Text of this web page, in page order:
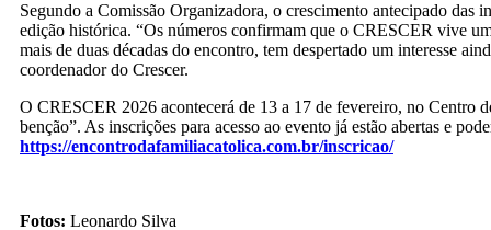
Segundo a Comissão Organizadora, o crescimento antecipado das
edição histórica. “Os números confirmam que o CRESCER vive
mais de duas décadas do encontro, tem despertado um interesse
coordenador do Crescer.
O CRESCER 2026 acontecerá de 13 a 17 de fevereiro, no Centro
benção”. As inscrições para acesso ao evento já estão abertas e
https://encontrodafamiliacatolica.com.br/inscricao/
Fotos: Leonardo Silva